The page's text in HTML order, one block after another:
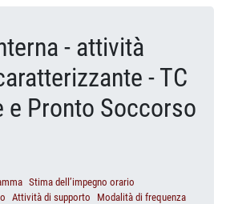
- attività
- TC
e Pronto Soccorso
Stima dell’impegno orario
Attività di supporto
Modalità di frequenza